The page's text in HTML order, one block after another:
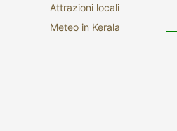
Attrazioni locali
Meteo in Kerala